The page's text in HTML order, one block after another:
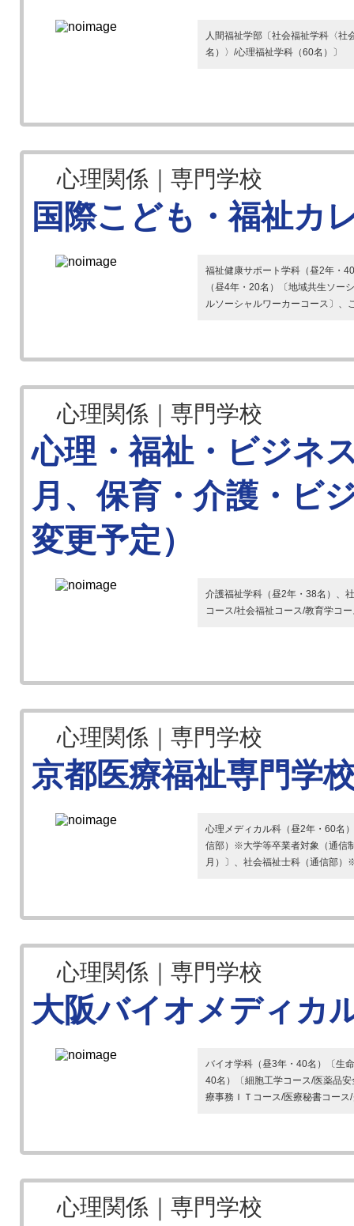
人間福祉学部〔社会福祉学科〈
名）〉/心理福祉学科（60名）〕
心理関係｜専門学校
国際こども・福祉カ
福祉健康サポート学科（昼2年・
（昼4年・20名）〔地域共生ソー
ルソーシャルワーカーコース〕、
心理関係｜専門学校
心理・福祉・ビジネ
月、保育・介護・ビ
変更予定）
介護福祉学科（昼2年・38名）、
コース/社会福祉コース/教育学コ
心理関係｜専門学校
京都医療福祉専門学
心理メディカル科（昼2年・60名
信部）※大学等卒業者対象（通信
月）〕、社会福祉士科（通信部
心理関係｜専門学校
大阪バイオメディカ
バイオ学科（昼3年・40名）〔生
40名）〔細胞工学コース/医薬品
療事務ＩＴコース/医療秘書コー
心理関係｜専門学校